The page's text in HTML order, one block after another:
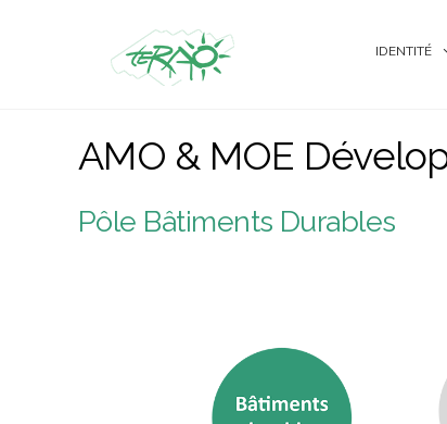
IDENTITÉ
AMO & MOE
Pôle Bâtiments Durables